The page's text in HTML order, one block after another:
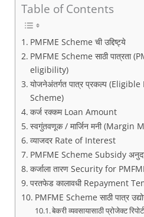
Table of Contents
PMFME Scheme ची उद्दिष्ट्ये
PMFME Scheme साठी पात्रता
eligibility)
योजनेअंतर्गत पात्र प्रकल्प
Scheme)
कर्ज रक्कम Loan Amount
स्वगुंतवणूक / मार्जिन मनी (Margin
व्याजदर Rate of Interest
PMFME Scheme Subsidy
कर्जाला तारण Security for
परतफेड कालावधी Repayment
PMFME Scheme साठी पात्र
बेकरी व्यवसायासाठी प्रोजेक्ट